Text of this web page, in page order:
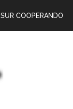
SUR COOPERANDO